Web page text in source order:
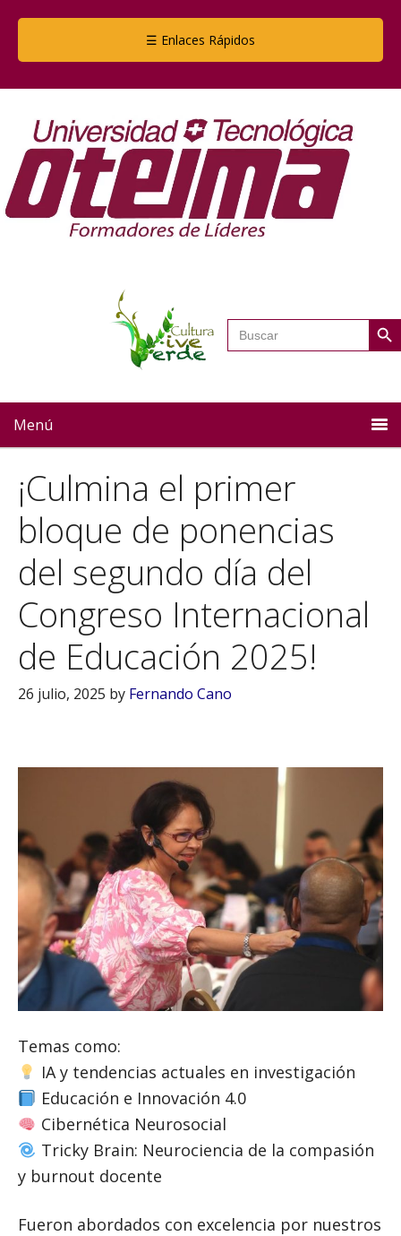
☰ Enlaces Rápidos
Buscar: Botón
Menú
¡Culmina el primer
bloque de ponencias
del segundo día del
Congreso Internacional
de Educación 2025!
26 julio, 2025 by Fernando Cano
Temas como:
IA y tendencias actuales en investigación
Educación e Innovación 4.0
Cibernética Neurosocial
Tricky Brain: Neurociencia de la compasión
y burnout docente
Fueron abordados con excelencia por nuestros